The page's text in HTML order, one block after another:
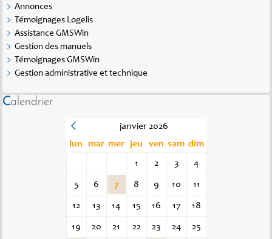
Annonces
Témoignages Logelis
Assistance GMSWin
Gestion des manuels
Témoignages GMSWin
Gestion administrative et technique
Calendrier
janvier 2026
lun
mar mer jeu ven sam dim
1
2 3 4
5 6 7 8 9 10 11
12 13 14 15 16 17 18
19 20 21 22 23 24 25